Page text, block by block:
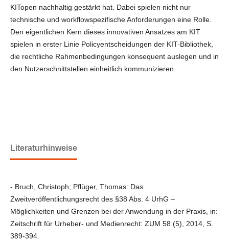
KITopen nachhaltig gestärkt hat. Dabei spielen nicht nur
technische und workflowspezifische Anforderungen eine Rolle.
Den eigentlichen Kern dieses innovativen Ansatzes am KIT
spielen in erster Linie Policyentscheidungen der KIT-Bibliothek,
die rechtliche Rahmenbedingungen konsequent auslegen und in
den Nutzerschnittstellen einheitlich kommunizieren.
Literaturhinweise
- Bruch, Christoph; Pflüger, Thomas: Das
Zweitveröffentlichungsrecht des §38 Abs. 4 UrhG –
Möglichkeiten und Grenzen bei der Anwendung in der Praxis, in:
Zeitschrift für Urheber- und Medienrecht: ZUM 58 (5), 2014, S.
389-394.